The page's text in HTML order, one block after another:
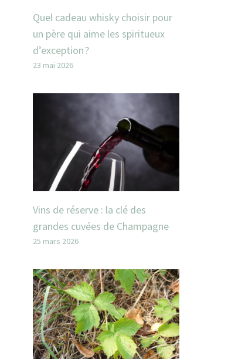
Quel cadeau whisky choisir pour
un père qui aime les spiritueux
d’exception ?
23 mai 2026
Vins de réserve : la clé des
grandes cuvées de Champagne
25 mars 2026